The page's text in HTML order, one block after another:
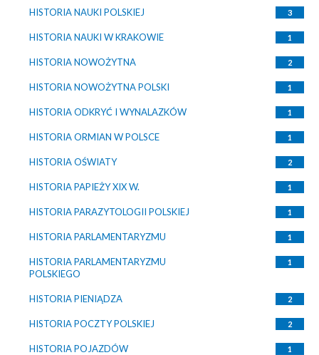
HISTORIA NAUKI POLSKIEJ 3
HISTORIA NAUKI W KRAKOWIE 1
HISTORIA NOWOŻYTNA 2
HISTORIA NOWOŻYTNA POLSKI 1
HISTORIA ODKRYĆ I WYNALAZKÓW 1
HISTORIA ORMIAN W POLSCE 1
HISTORIA OŚWIATY 2
HISTORIA PAPIEŻY XIX W. 1
HISTORIA PARAZYTOLOGII POLSKIEJ 1
HISTORIA PARLAMENTARYZMU 1
HISTORIA PARLAMENTARYZMU
POLSKIEGO
1
HISTORIA PIENIĄDZA 2
HISTORIA POCZTY POLSKIEJ 2
HISTORIA POJAZDÓW 1